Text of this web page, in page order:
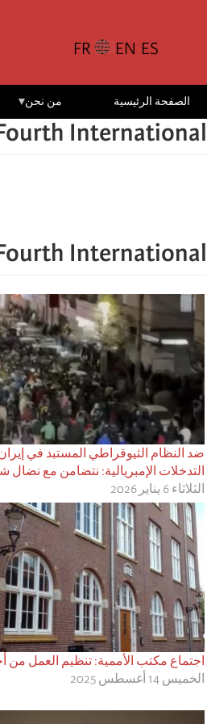
الصفحة الرئيسية من نحن
International
International
ضد النظام الثيوقراطي المستبد في
التدخلات الإمبريالية: نتضامن مع نضال
الثلاثاء 6 يناير 2026
اجتماع مكتب الأممية: تنظيم العمل من
الخميس 14 أغسطس 2025